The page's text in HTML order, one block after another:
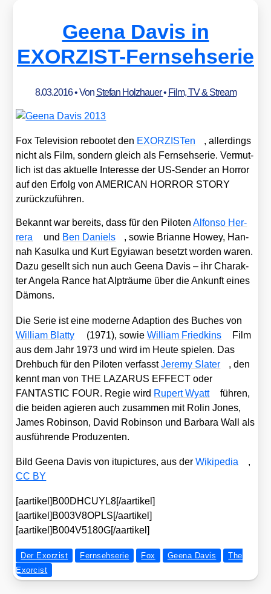
Geena Davis in
EXORZIST-Fernsehserie
8.03.2016• Von Stefan Holzhauer• Film, TV & Stream
Fox Tele­vi­si­on reboo­tet den EXOR­ZIS­Ten
, aller­dings
nicht als Film, son­dern gleich als Fern­seh­se­rie. Ver­mut­
lich ist das aktu­el­le Inter­es­se der US-Sen­der an Hor­ror
auf den Erfolg von AMERICAN HORROR STORY
zurück­zu­füh­ren.
Bekannt war bereits, dass für den Pilo­tenAlfon­so Her­
rera
und Ben Dani­els
, sowie Bri­an­ne How­ey, Han­
nah Kasul­ka und Kurt Egy­ia­wan besetzt wor­den waren.
Dazu gesellt sich nun auch Gee­na Davis – ihr Cha­rak­
ter Ange­la Rance hat Alp­träu­me über die Ankunft eines
Dämons.
Die Serie ist eine moder­ne Adap­ti­on des Buches von
Wil­liam Blat­ty
(1971), sowieWil­liam Fried­kins
Film
aus dem Jahr 1973 und wird im Heu­te spie­len. Das
Dreh­buch für den Pilo­ten ver­fasstJere­my Sla­ter
, den
kennt man von THE LAZARUS EFFECT oder
FANTASTIC FOUR. Regie wird Rupert Wyatt
füh­ren,
die bei­den agie­ren auch zusam­men mit Rolin Jones,
James Robin­son, David Robin­son und Bar­ba­ra Wall als
aus­füh­ren­de Pro­du­zen­ten.
Bild Gee­na Davis von itu­pic­tures, aus derWiki­pe­dia
,
CC BY
[aartikel]B00DHCUYL8[/aartikel]
[aartikel]B003V8OPLS[/aartikel]
[aartikel]B004V5180G[/aartikel]
Der Exorzist Fernsehserie Fox Geena Davis
The
Exorcist